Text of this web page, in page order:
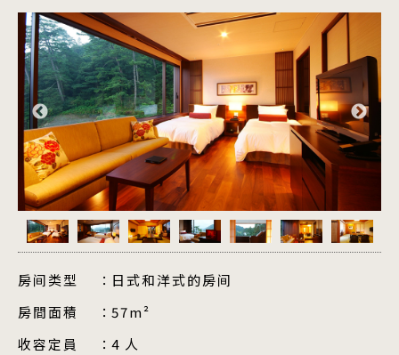
房间类型
日式和洋式的房间
房間面積
57m²
收容定員
4 人